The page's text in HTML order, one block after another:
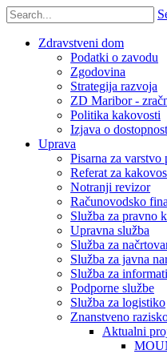
Zdravstveni dom
Podatki o zavodu
Zgodovina
Strategija razvoja
ZD Maribor -
Politika kakovosti
Izjava o
Uprava
Pisarna za
Referat za
Notranji revizor
Računovodsko
Služba za pravno
Upravna služba
Služba za
Služba za javna
Služba za
Podporne službe
Služba za logistiko
Znanstveno
Aktualni